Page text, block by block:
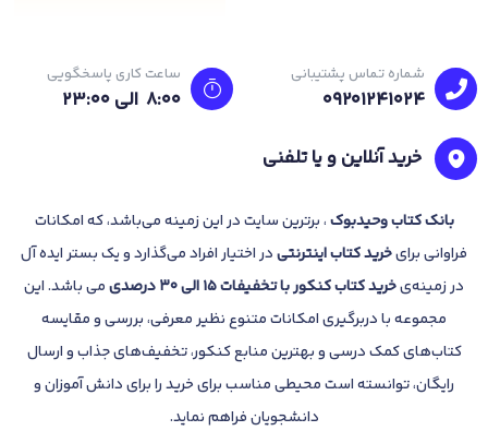
شماره تماس پشتیبانی
09201241024
ساعت کاری پاسخگویی
8:00 الی 23:۰۰
خرید آنلاین و یا تلفنی
بانککتاب وحیدبوک، برترین سایت در این زمینه می‌باشد، که امکانات
فراوانی برایخرید کتاباینترنتیدر اختیار افراد می‌گذارد و یک بستر ایده آل
در زمینه‌یخرید کتاب کنکور با تخفیفات 15 الی 30 درصدی
می باشد. این
مجموعه با دربرگیری امکانات متنوع نظیر معرفی، بررسی و مقایسه
کتاب‌های کمک درسی و بهترین منابع کنکور، تخفیف‌های جذاب و ارسال
رایگان، توانسته است محیطی مناسب برای خرید را برای دانش آموزان و
دانشجویان فراهم نماید.